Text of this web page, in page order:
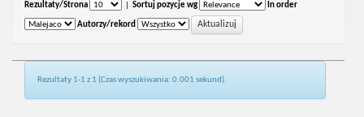
Rezultaty/Strona Sortuj pozycje wg In order
Autorzy/rekord
Rezultaty 1-1 z 1 (Czas wyszukiwania: 0.001 sekund).